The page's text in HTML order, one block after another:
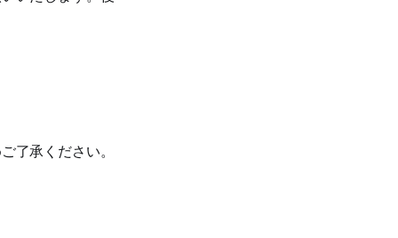
了承ください。